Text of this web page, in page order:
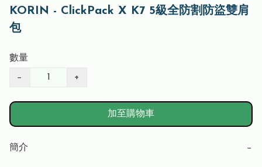
KORIN - ClickPack X K7 5級全防割防盜雙肩
包
數量
− +
加至購物車
簡介 −